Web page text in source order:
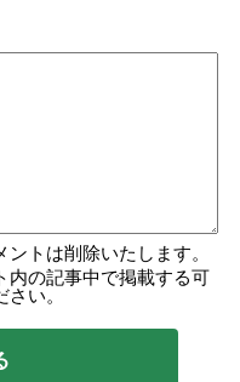
トは削除いたします。
内の記事中で掲載する可
い。